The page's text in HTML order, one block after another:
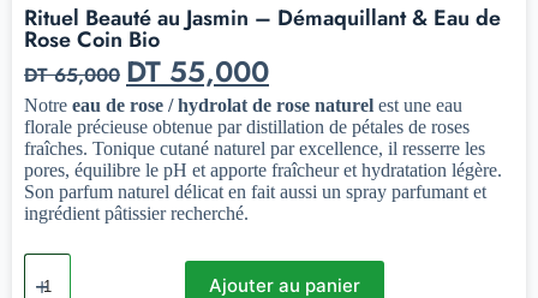
Rituel Beauté au Jasmin – Démaquillant & Eau de
Rose Coin Bio
DT65,000 DT 55,000
Notre eau de rose / hydrolat de rose naturel est une eau
florale précieuse obtenue par distillation de pétales de roses
fraîches. Tonique cutané naturel par excellence, il resserre les
pores, équilibre le pH et apporte fraîcheur et hydratation légère.
Son parfum naturel délicat en fait aussi un spray parfumant et
ingrédient pâtissier recherché.
Ajouter au panier